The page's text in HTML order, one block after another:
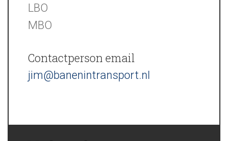
LBO
MBO
Contactperson email
jim@banenintransport.nl